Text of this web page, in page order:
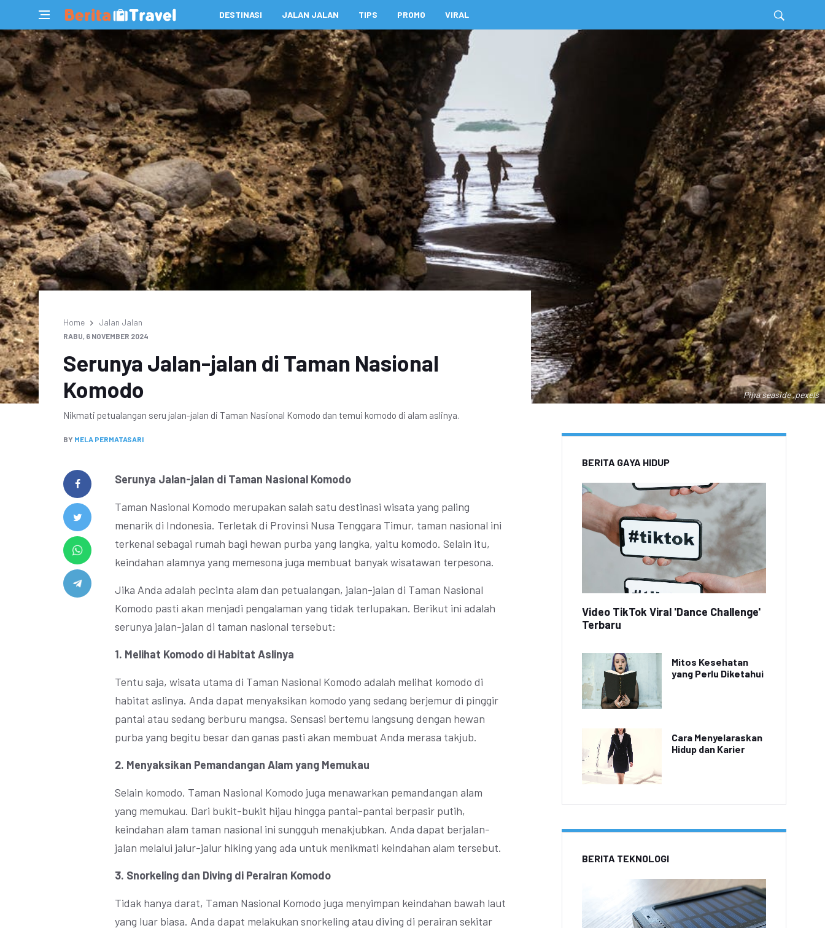
DESTINASI JALAN JALAN TIPS PROMO VIRAL
Piha seaside .pexels
Home Jalan Jalan
RABU, 6 NOVEMBER 2024
Serunya Jalan-jalan di Taman Nasional
Komodo
Nikmati petualangan seru jalan-jalan di Taman Nasional Komodo dan temui komodo di alam aslinya.
BY MELA PERMATASARI
Serunya Jalan-jalan di Taman Nasional Komodo
Taman Nasional Komodo merupakan salah satu destinasi wisata yang paling
menarik di Indonesia. Terletak di Provinsi Nusa Tenggara Timur, taman nasional ini
terkenal sebagai rumah bagi hewan purba yang langka, yaitu komodo. Selain itu,
keindahan alamnya yang memesona juga membuat banyak wisatawan terpesona.
Jika Anda adalah pecinta alam dan petualangan, jalan-jalan di Taman Nasional
Komodo pasti akan menjadi pengalaman yang tidak terlupakan. Berikut ini adalah
serunya jalan-jalan di taman nasional tersebut:
1. Melihat Komodo di Habitat Aslinya
Tentu saja, wisata utama di Taman Nasional Komodo adalah melihat komodo di
habitat aslinya. Anda dapat menyaksikan komodo yang sedang berjemur di pinggir
pantai atau sedang berburu mangsa. Sensasi bertemu langsung dengan hewan
purba yang begitu besar dan ganas pasti akan membuat Anda merasa takjub.
2. Menyaksikan Pemandangan Alam yang Memukau
Selain komodo, Taman Nasional Komodo juga menawarkan pemandangan alam
yang memukau. Dari bukit-bukit hijau hingga pantai-pantai berpasir putih,
keindahan alam taman nasional ini sungguh menakjubkan. Anda dapat berjalan-
jalan melalui jalur-jalur hiking yang ada untuk menikmati keindahan alam tersebut.
3. Snorkeling dan Diving di Perairan Komodo
Tidak hanya darat, Taman Nasional Komodo juga menyimpan keindahan bawah laut
yang luar biasa. Anda dapat melakukan snorkeling atau diving di perairan sekitar
BERITA GAYA HIDUP
Video TikTok Viral 'Dance Challenge'
Terbaru
Mitos Kesehatan
yang Perlu Diketahui
Cara Menyelaraskan
Hidup dan Karier
BERITA TEKNOLOGI